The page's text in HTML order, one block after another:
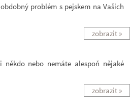
problém s pejskem na Vašich
zobrazit »
nebo nemáte alespoň nějaké
zobrazit »